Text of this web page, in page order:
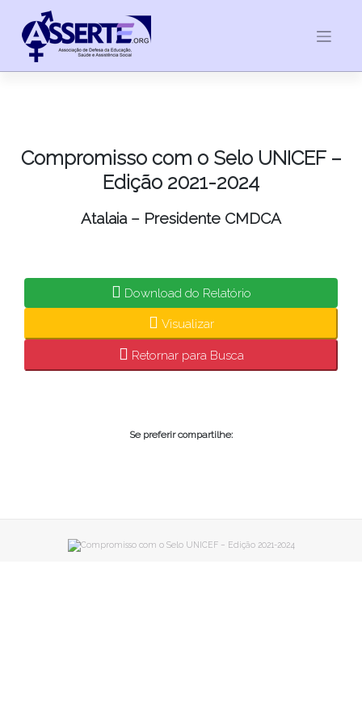
content
Compromisso com o Selo UNICEF –
Edição 2021-2024
Atalaia – Presidente CMDCA
Download do Relatório
Visualizar
Retornar para Busca
Se preferir compartilhe: